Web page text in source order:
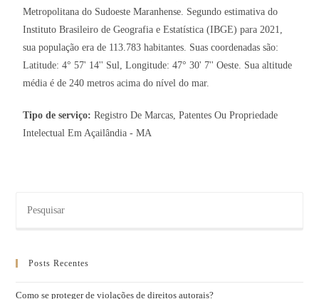
Metropolitana do Sudoeste Maranhense. Segundo estimativa do
Instituto Brasileiro de Geografia e Estatística (IBGE) para 2021,
sua população era de 113.783 habitantes. Suas coordenadas são:
Latitude: 4° 57' 14'' Sul, Longitude: 47° 30' 7'' Oeste. Sua altitude
média é de 240 metros acima do nível do mar.
Tipo de serviço:Registro De Marcas, Patentes Ou Propriedade
Intelectual Em Açailândia - MA
Posts Recentes
Como se proteger de violações de direitos autorais?